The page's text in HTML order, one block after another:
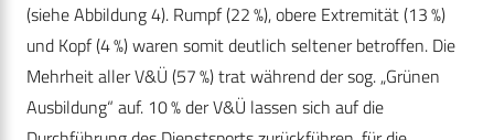
(siehe Abbildung 4). Rumpf (22 %), obere Extremität (13 %)
und Kopf (4 %) waren somit deutlich seltener betroffen. Die
Mehrheit aller V&Ü (57 %) trat während der sog. „Grünen
Ausbildung“ auf. 10 % der V&Ü lassen sich auf die